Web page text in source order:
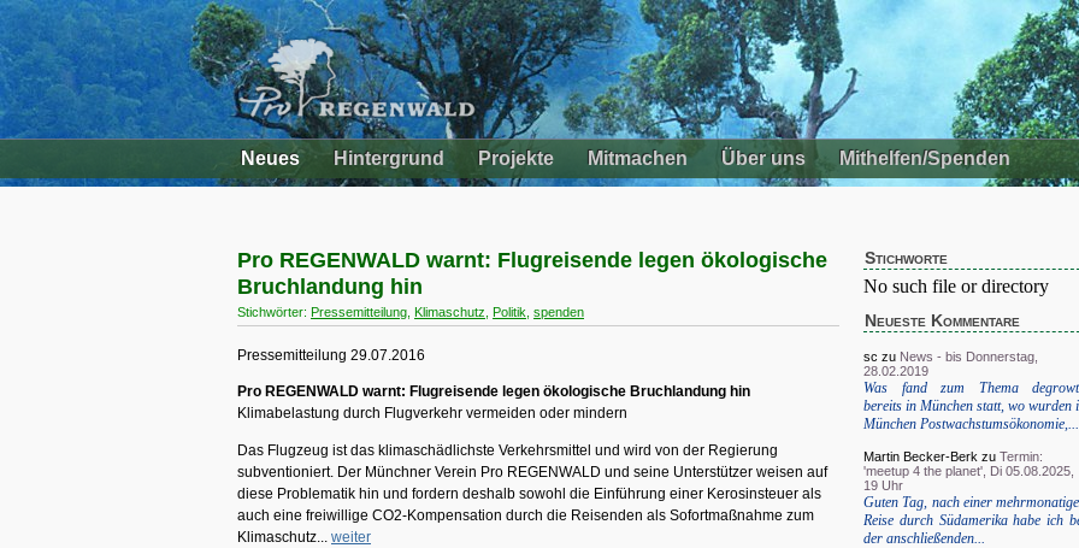
Neues Hintergrund Projekte Mitmachen Über uns Mithelfen/Spenden
Pro REGENWALD warnt: Flugreisende legen ökologische
Bruchlandung hin
Stichwörter: Pressemitteilung Klimaschutz Politik spenden
Pressemitteilung 29.07.2016
Pro REGENWALD warnt: Flugreisende legen ökologische Bruchlandung hin
Klimabelastung durch Flugverkehr vermeiden oder mindern
Das Flugzeug ist das klimaschädlichste Verkehrsmittel und wird von der Regierung
subventioniert. Der Münchner Verein Pro REGENWALD und seine Unterstützer weisen auf
diese Problematik hin und fordern deshalb sowohl die Einführung einer Kerosinsteuer als
auch eine freiwillige CO2-Kompensation durch die Reisenden als Sofortmaßnahme zum
Klimaschutz... weiter
Stichworte
No such file or directory
Neueste Kommentare
sc zu News - bis Donnerstag,
28.02.2019
Was fand zum Thema
bereits in München statt, wo wurden
München Postwachstumsökonomie,...
Martin Becker-Berk zu Termin:
'meetup 4 the planet', Di 05.08.2025,
19 Uhr
Guten Tag, nach einer
Reise durch Südamerika habe ich
der anschließenden...